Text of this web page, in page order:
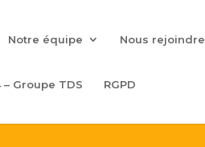
Notre équipe Nous rejoindre
Groupe TDS RGPD